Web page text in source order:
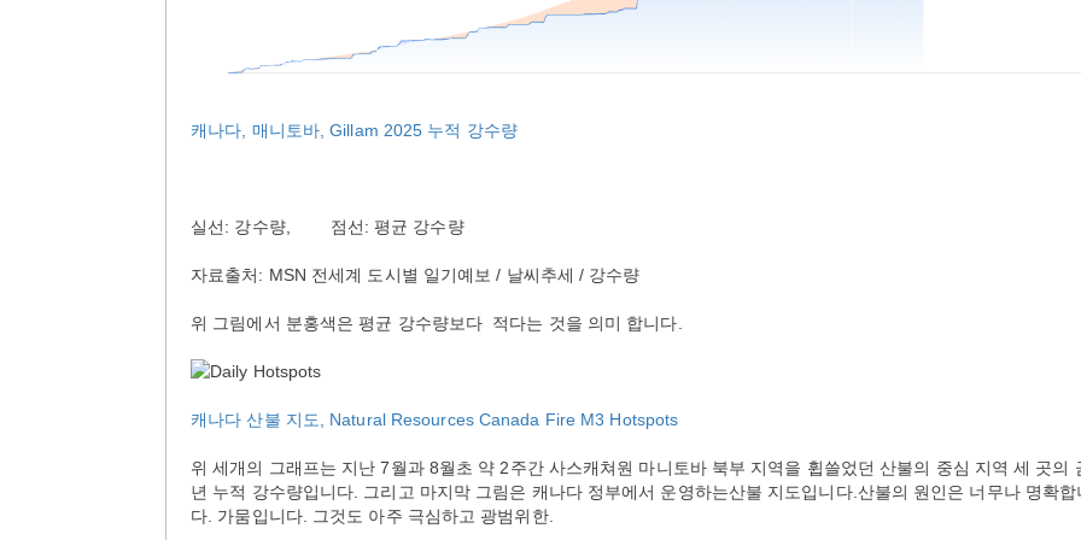
캐나다, 매니토바, Gillam 2025 누적 강수량
실선: 강수량, 점선: 평균 강수량
자료출처: MSN 전세계 도시별 일기예보 / 날씨추세 / 강수량
위 그림에서 분홍색은 평균 강수량보다 적다는 것을 의미 합니다.
캐나다 산불 지도, Natural Resources Canada Fire M3 Hotspots
위 세개의 그래프는 지난 7월과 8월초 약 2주간 사스캐쳐원 마니토바 북부 지역을 휩쓸었던 산불의 중심 지역 세 곳의
년 누적 강수량입니다. 그리고 마지막 그림은 캐나다 정부에서 운영하는산불 지도입니다.산불의 원인은 너무나 명확합
다. 가뭄입니다. 그것도 아주 극심하고 광범위한.